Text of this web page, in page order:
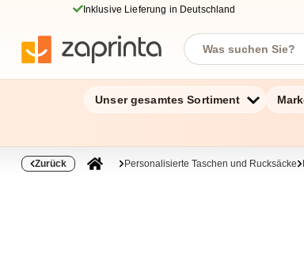
Inklusive Lieferung in Deutschland
Unser gesamtes Sortiment
Zurück Personalisierte Taschen und Rucksäcke